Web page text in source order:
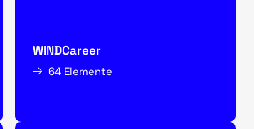
WINDCareer
64 Elemente